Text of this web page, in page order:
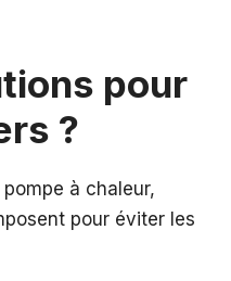
pour
?
à chaleur,
pour éviter les